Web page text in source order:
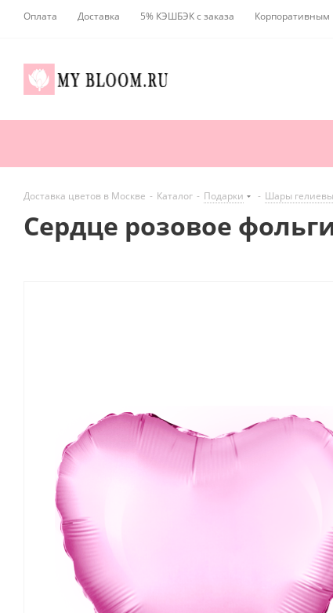
Оплата Доставка 5% КЭШБЭК с заказа Корпоративным
Доставка цветов в Москве - Каталог - Подарки - Шары
Сердце розовое